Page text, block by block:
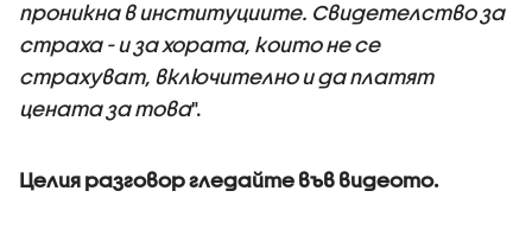
проникна в институциите. Свидетелство за
страха - и за хората, които не се
страхуват, включително и да платят
цената за това".
Целия разговор гледайте във видеото.